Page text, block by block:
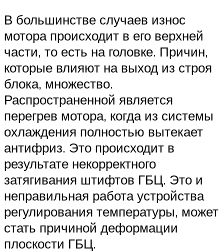
В большинстве случаев износ
мотора происходит в его верхней
части, то есть на головке. Причин,
которые влияют на выход из строя
блока, множество.
Распространенной является
перегрев мотора, когда из системы
охлаждения полностью вытекает
антифриз. Это происходит в
результате некорректного
затягивания штифтов ГБЦ. Это и
неправильная работа устройства
регулирования температуры, может
стать причиной деформации
плоскости ГБЦ.